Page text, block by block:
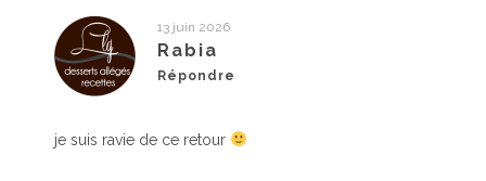
13 juin 2026
Rabia
Répondre
je suis ravie de ce retour